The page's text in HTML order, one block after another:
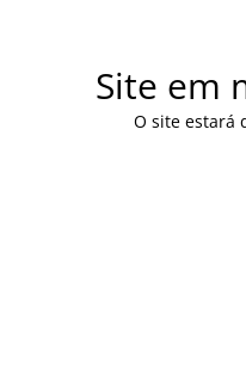
Site em
O site estará